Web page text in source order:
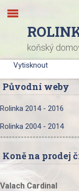
koňský
Vytisknout
Původní weby
Rolinka 2014 - 2016
Rolinka 2004 - 2014
Koně na prodej
Valach Cardinal